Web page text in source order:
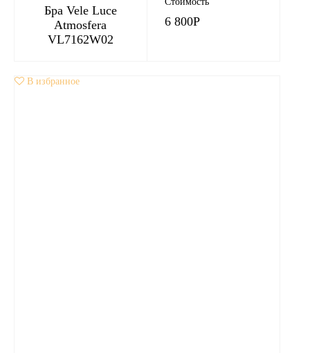
Бра Vele Luce
Аtmosfera
VL7162W02
6 800Р
В избранное